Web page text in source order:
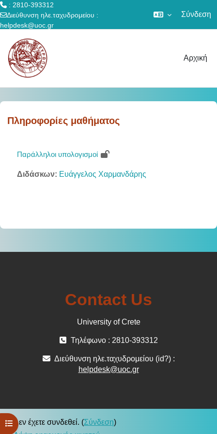
: 2810-393312
Διεύθυνση ηλε.ταχυδρομείου :
helpdesk@uoc.gr
Σύνδεση
Αρχική
Άνοιγμα ευρετηρίου μαθήματος
Πληροφορίες μαθήματος
Παράλληλοι υπολογισμοί
Διδάσκων: Ευάγγελος Χαρμανδάρης
Contact Us
University of Crete
Τηλέφωνο : 2810-393312
Διεύθυνση ηλε.ταχυδρομείου (id?) :
helpdesk@uoc.gr
Δεν έχετε συνδεθεί. (Σύνδεση)